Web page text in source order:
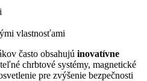
vlastnosťami
často obsahujú inovatívne
chrbtové systémy, magnetické
pre zvýšenie bezpečnosti